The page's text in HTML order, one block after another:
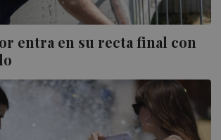
entra en su recta final con